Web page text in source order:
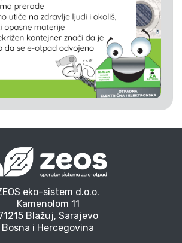
eko-sistem d.o.o.
Kamenolom 11
Blažuj, Sarajevo
Bosna i Hercegovina